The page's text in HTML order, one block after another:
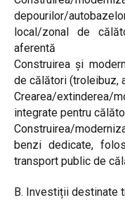
depourilor/
local/zonal de
aferentă
Construirea și
de călători (troleibuz,
Crearea/extinderea/
integrate pentru
Construirea/
benzi dedicate,
transport public de
B. Investiții destinate